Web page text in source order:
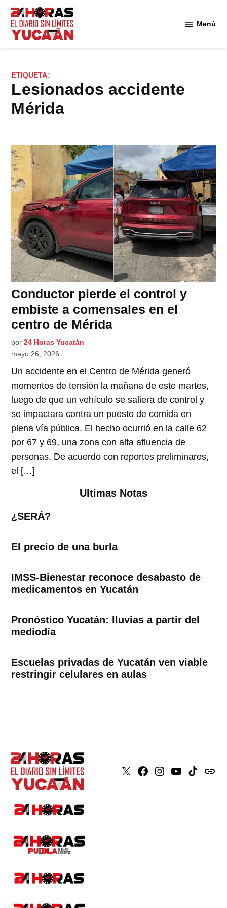
Saltar
contenido
Menú
ETIQUETA:
lesionados accidente
Mérida
Conductor pierde el control y
embiste a comensales en el
centro de Mérida
por 24 Horas Yucatán
mayo 26, 2026
Un accidente en el Centro de Mérida generó
momentos de tensión la mañana de este martes,
luego de que un vehículo se saliera de control y
se impactara contra un puesto de comida en
plena vía pública. El hecho ocurrió en la calle 62
por 67 y 69, una zona con alta afluencia de
personas. De acuerdo con reportes preliminares,
el […]
Ultimas Notas
¿SERÁ?
El precio de una burla
IMSS-Bienestar reconoce desabasto de
medicamentos en Yucatán
Pronóstico Yucatán: lluvias a partir del
mediodía
Escuelas privadas de Yucatán ven viable
restringir celulares en aulas
X Faceboook
Instagram
YoutubeTiktokissuu